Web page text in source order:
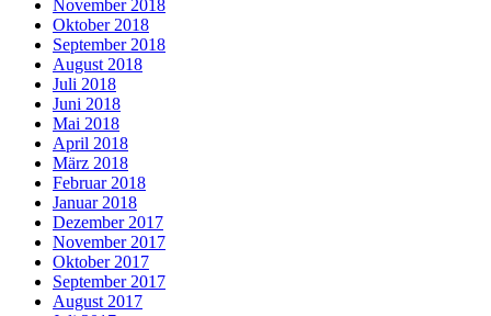
November 2018
Oktober 2018
September 2018
August 2018
Juli 2018
Juni 2018
Mai 2018
April 2018
März 2018
Februar 2018
Januar 2018
Dezember 2017
November 2017
Oktober 2017
September 2017
August 2017